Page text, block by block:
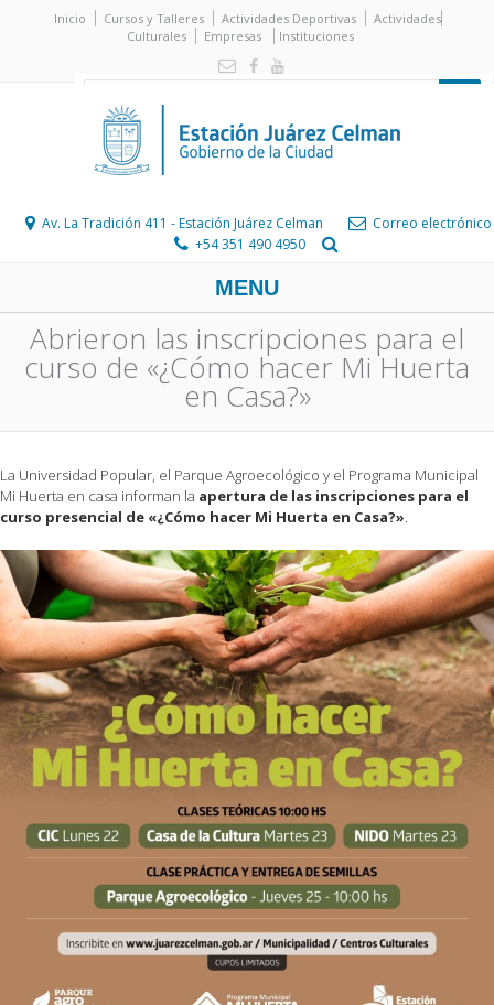
Inicio Cursos y Talleres Actividades Deportivas
Actividades
Culturales
Empresas Instituciones
Av. La Tradición 411 - Estación Juárez Celman
Correo electrónico
+54 351 490 4950
MENU
Abrieron las inscripciones para el
curso de «¿Cómo hacer Mi Huerta
en Casa?»
La Universidad Popular, el Parque Agroecológico y el Programa Municipal
Mi Huerta en casa informan la apertura de las inscripciones para el
curso presencial de «¿Cómo hacer Mi Huerta en Casa?».